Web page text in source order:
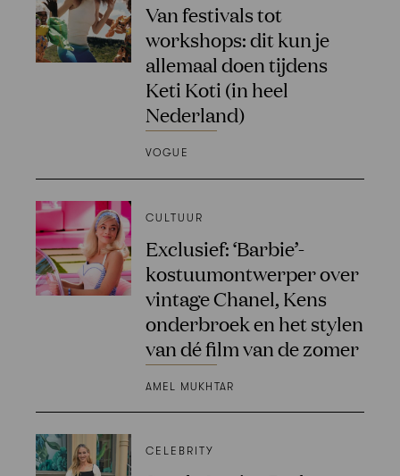
Van festivals tot
workshops: dit kun je
allemaal doen tijdens
Keti Koti (in heel
Nederland)
VOGUE
CULTUUR
Exclusief: ‘Barbie’-
kostuumontwerper over
vintage Chanel, Kens
onderbroek en het stylen
van dé film van de zomer
AMEL MUKHTAR
CELEBRITY